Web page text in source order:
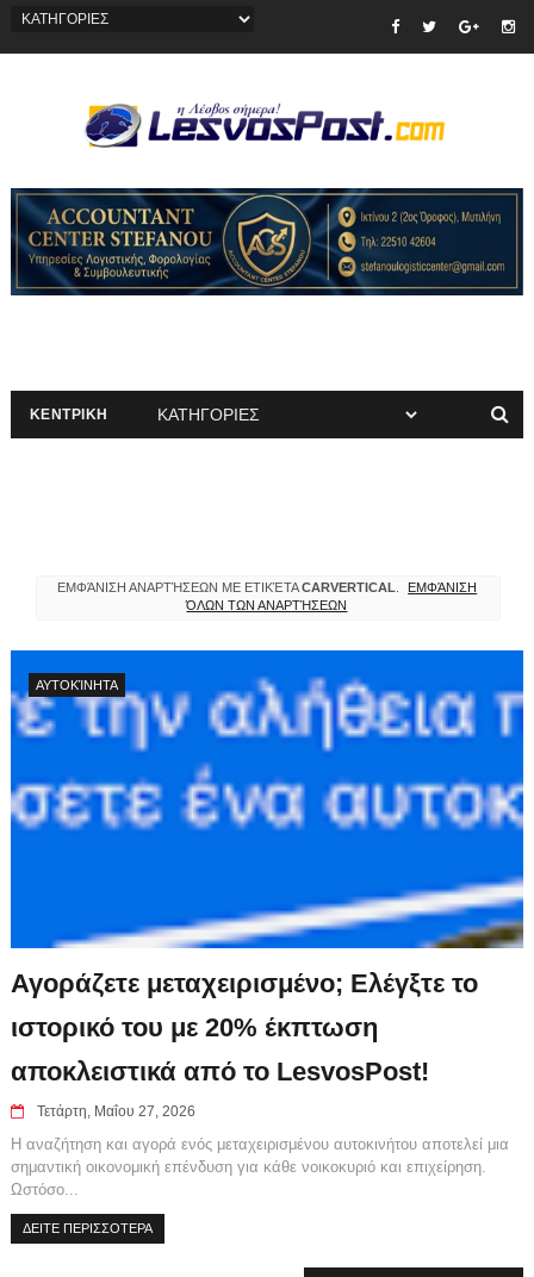
ΚΕΝΤΡΙΚΗ
ΕΜΦΆΝΙΣΗ ΑΝΑΡΤΉΣΕΩΝ ΜΕ ΕΤΙΚΈΤΑCARVERTICAL
ΕΜΦΆΝΙΣΗ
ΌΛΩΝ ΤΩΝ ΑΝΑΡΤΉΣΕΩΝ
ΑΥΤΟΚΊΝΗΤΑ
Αγοράζετε μεταχειρισμένο; Ελέγξτε το
ιστορικό του με 20% έκπτωση
αποκλειστικά από το LesvosPost!
Τετάρτη, Μαΐου 27, 2026
Η αναζήτηση και αγορά ενός μεταχειρισμένου αυτοκινήτου αποτελεί μια
σημαντική οικονομική επένδυση για κάθε νοικοκυριό και επιχείρηση.
Ωστόσο...
ΔΕΙΤΕ ΠΕΡΙΣΣΟΤΕΡΑ